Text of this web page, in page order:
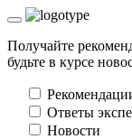
Получайте
будьте в курсе
Ответы
Новости